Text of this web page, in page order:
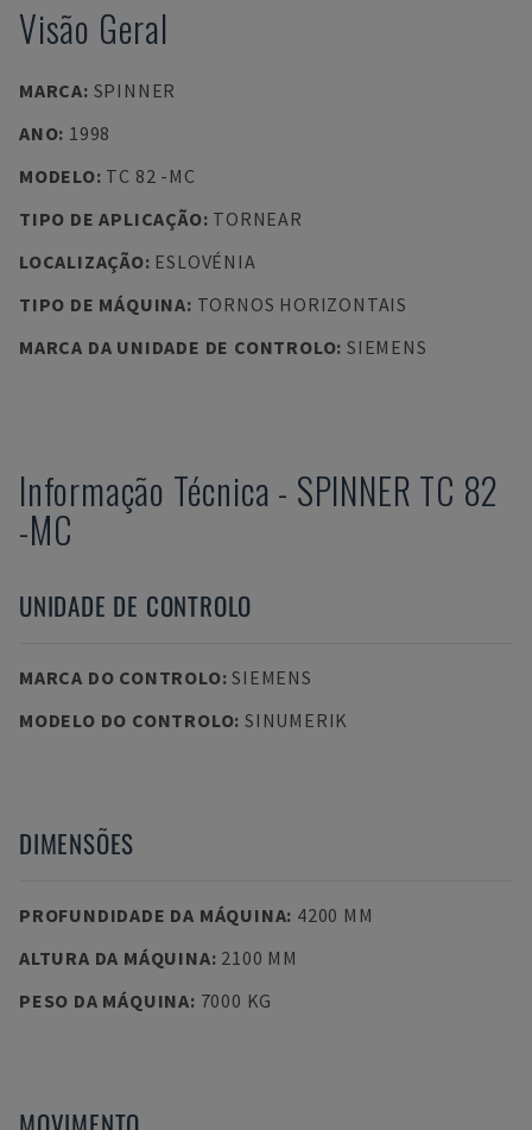
Visão Geral
MARCA: SPINNER
ANO: 1998
MODELO: TC 82 -MC
TIPO DE APLICAÇÃO: TORNEAR
LOCALIZAÇÃO: ESLOVÉNIA
TIPO DE MÁQUINA: TORNOS HORIZONTAIS
MARCA DA UNIDADE DE CONTROLO: SIEMENS
Informação Técnica - SPINNER TC 82
-MC
UNIDADE DE CONTROLO
MARCA DO CONTROLO:SIEMENS
MODELO DO CONTROLO: SINUMERIK
DIMENSÕES
PROFUNDIDADE DA MÁQUINA: 4200 MM
ALTURA DA MÁQUINA: 2100 MM
PESO DA MÁQUINA: 7000 KG